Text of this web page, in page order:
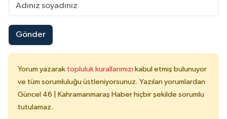
Gönder
Yorum yazarak topluluk kurallarımızı kabul etmiş bulunuyor
ve tüm sorumluluğu üstleniyorsunuz. Yazılan yorumlardan
Güncel 46 | Kahramanmaraş Haber hiçbir şekilde sorumlu
tutulamaz.